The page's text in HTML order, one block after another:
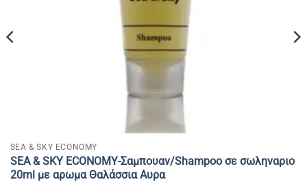
SEA & SKY ECONOMY
SEA & SKY ECONOMY-Σαμπουαν/Shampoo σε σωληναριο
20ml με αρωμα Θαλάσσια Αυρα